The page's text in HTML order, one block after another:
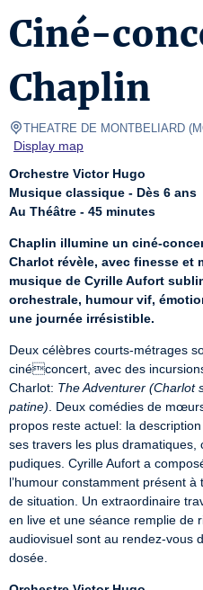
Ciné-
Chaplin
THEATRE DE MONTBELIARD (
Display map
Orchestre Victor Hugo
Musique classique - Dès 6 ans
Au Théâtre - 45 minutes
Chaplin illumine un ciné-
Charlot révèle, avec finesse et
musique de Cyrille Aufort
orchestrale, humour vif,
une journée irrésistible.
Deux célèbres courts-métrages
cinéconcert, avec des
Charlot: The Adventurer (Charlot
patine) . Deux comédies de
propos reste actuel: la
ses travers les plus dramatiques,
pudiques. Cyrille Aufort a
l’humour constamment présent
de situation. Un extraordinaire
en live et une séance remplie de
audiovisuel sont au rendez-vous
dosée.